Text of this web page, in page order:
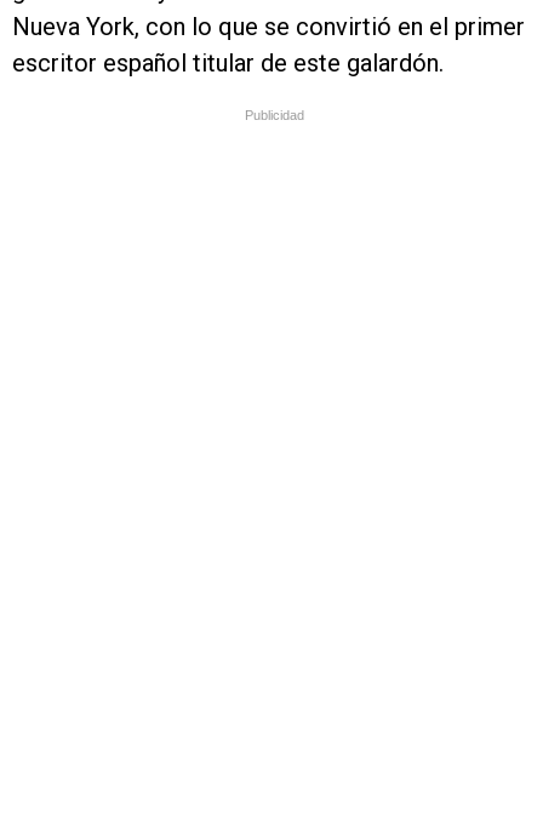
Nueva York, con lo que se convirtió en el primer
escritor español titular de este galardón.
Publicidad